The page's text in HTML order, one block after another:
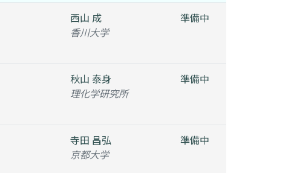
西山 成
香川大学
準備中
秋山 泰身
理化学研究所
準備中
寺田 昌弘
京都大学
準備中